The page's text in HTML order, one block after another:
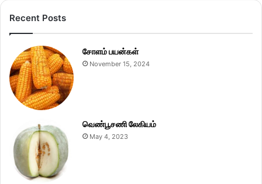
Recent Posts
சோளம் பயன்கள்
November 15, 2024
வெண்பூசணி லேகியம்
May 4, 2023